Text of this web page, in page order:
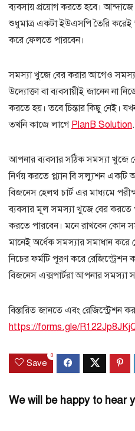
ব্যবসায় প্রয়োগ করতে হবে।
শুধুমাত্র একটা ইউএসপি তৈরি
করে ফেলতে পারবেন।
সমস্যা খুজে বের করার আগেও
উদ্যোক্তা বা ব্যবসায়ীই জানেন না
করতে হয়। তবে চিন্তার কিছু নেই।
তখনি কাজে লাগে PlanB Solution.
আপনার ব্যবসার সঠিক সমস্যা খুজে
নির্ণয় করতে প্ল্যান বি সল্যুশন একটি
বিজনেস হেলথ চার্ট এর মাধ্যমে
ব্যবসার মূল সমস্যা খুজে বের করতে
করতে পারবেন। মনে রাখবেন কোন
মানেই অর্ধেক সমস্যার সমাধান করে
নিচের ফর্মটি পূরণ করে
বিজনেস এক্সপার্টরা আপনার সমস্যা
বিস্তারিত জানতে এবং রেজিস্ট্রেশন
https://forms.gle/
Save
0
We will be happy to hear